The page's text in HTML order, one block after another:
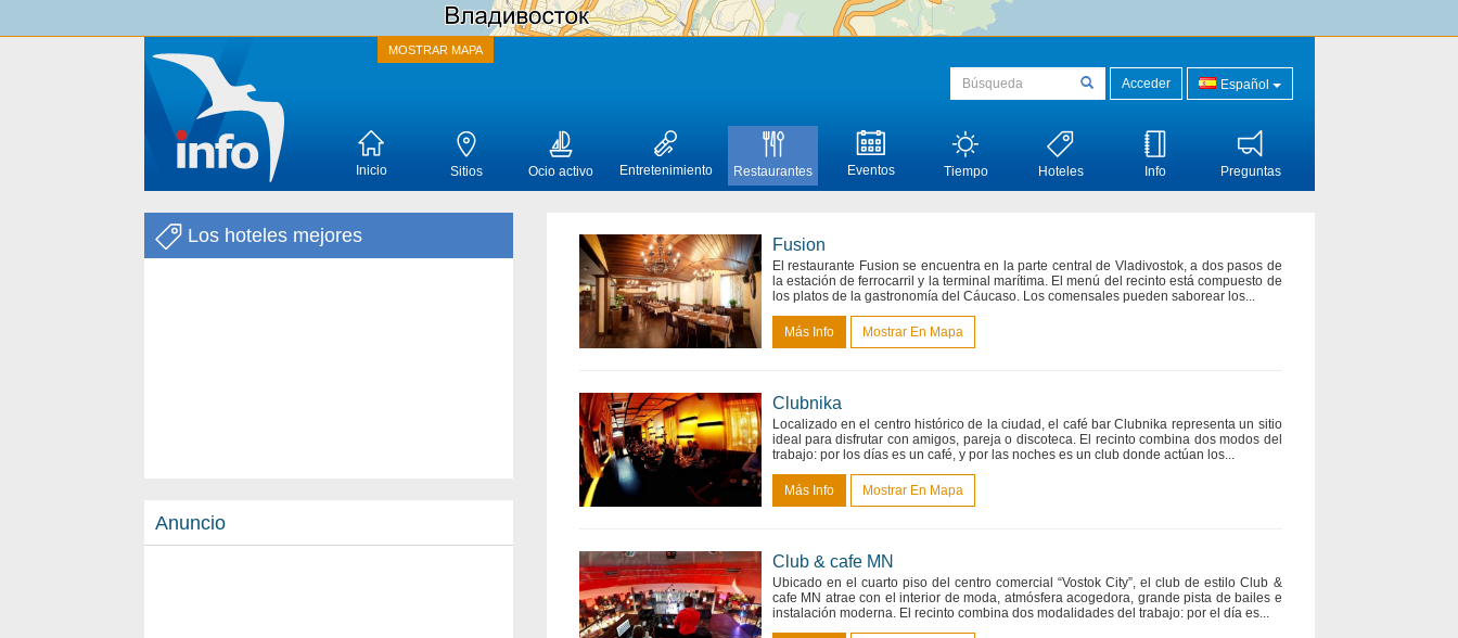
MOSTRAR MAPA
Acceder Español
Inicio Sitios Ocio activo Entretenimiento Restaurantes Eventos Tiempo Hoteles Info Preguntas
Los hoteles mejores
Anuncio
Fusion
El restaurante Fusion se encuentra en la parte central de Vladivostok, a dos pasos de
la estación de ferrocarril y la terminal marítima. El menú del recinto está compuesto de
los platos de la gastronomía del Cáucaso. Los comensales pueden saborear los...
Más Info Mostrar En Mapa
Clubnika
Localizado en el centro histórico de la ciudad, el café bar Clubnika representa un sitio
ideal para disfrutar con amigos, pareja o discoteca. El recinto combina dos modos del
trabajo: por los días es un café, y por las noches es un club donde actúan los...
Más Info Mostrar En Mapa
Club & cafe MN
Ubicado en el cuarto piso del centro comercial “Vostok City”, el club de estilo Club &
cafe MN atrae con el interior de moda, atmósfera acogedora, grande pista de bailes e
instalación moderna. El recinto combina dos modalidades del trabajo: por el día es...